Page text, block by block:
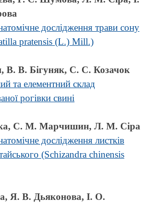
дослідження трави сону
pratensis (L.) Mill.)
В. В. Бігуняк, С. С. Козачок
та елементний склад
рогівки свині
С. М. Марчишин, Л. М. Сіра
дослідження листків
(Schizandra chinensis
Я. В. Дьяконова, І. О.